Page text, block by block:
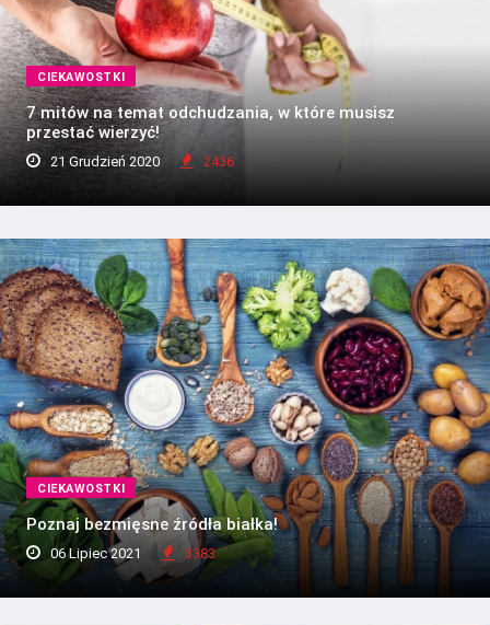
CIEKAWOSTKI
7 mitów na temat odchudzania, w które musisz
przestać wierzyć!
21 Grudzień 2020 2436
CIEKAWOSTKI
Poznaj bezmięsne źródła białka!
06 Lipiec 2021 3383